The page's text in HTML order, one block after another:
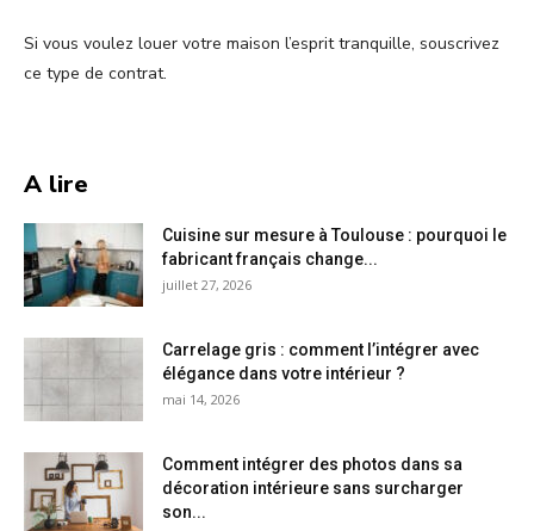
Si vous voulez louer votre maison l’esprit tranquille, souscrivez
ce type de contrat.
A lire
Cuisine sur mesure à Toulouse : pourquoi le
fabricant français change...
juillet 27, 2026
Carrelage gris : comment l’intégrer avec
élégance dans votre intérieur ?
mai 14, 2026
Comment intégrer des photos dans sa
décoration intérieure sans surcharger
son...